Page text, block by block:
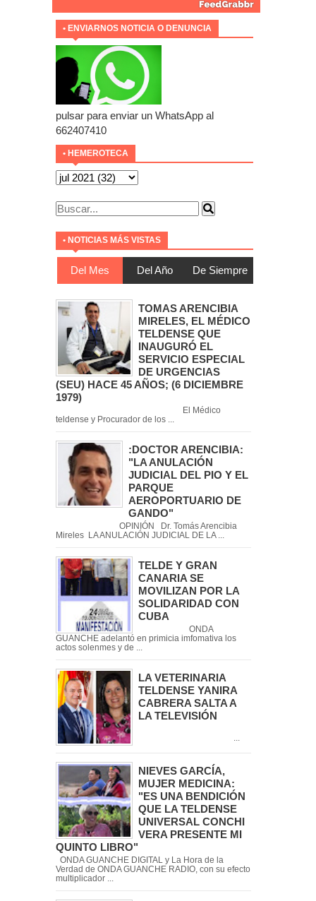
• ENVIARNOS NOTICIA O DENUNCIA
pulsar para enviar un WhatsApp al
662407410
• HEMEROTECA
• NOTICIAS MÁS VISTAS
Del Mes Del Año De Siempre
TOMAS ARENCIBIA
MIRELES, EL MÉDICO
TELDENSE QUE
INAUGURÓ EL
SERVICIO ESPECIAL
DE URGENCIAS
(SEU) HACE 45 AÑOS; (6 DICIEMBRE
1979)
El Médico
teldense y Procurador de los ...
:DOCTOR ARENCIBIA:
"LA ANULACIÓN
JUDICIAL DEL PIO Y EL
PARQUE
AEROPORTUARIO DE
GANDO"
OPINIÓN Dr. Tomás Arencibia
Mireles LA ANULACIÓN JUDICIAL DE LA ...
TELDE Y GRAN
CANARIA SE
MOVILIZAN POR LA
SOLIDARIDAD CON
CUBA
ONDA
GUANCHE adelantó en primicia imfomativa los
actos solenmes y de ...
LA VETERINARIA
TELDENSE YANIRA
CABRERA SALTA A
LA TELEVISIÓN
NIEVES GARCÍA,
MUJER MEDICINA:
"ES UNA BENDICIÓN
QUE LA TELDENSE
UNIVERSAL CONCHI
VERA PRESENTE MI
QUINTO LIBRO"
ONDA GUANCHE DIGITAL y La Hora de la
Verdad de ONDA GUANCHE RADIO, con su efecto
multiplicador ...